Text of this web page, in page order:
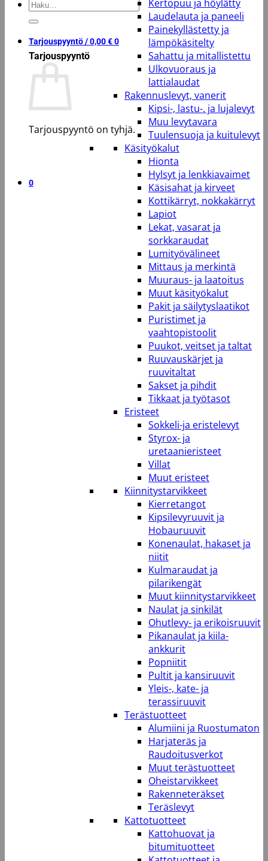
Etsi:
Tarjouspyyntö /0,00€0
Tarjouspyyntö
Tarjouspyyntö on tyhjä.
0
Kertopuu ja höylätty
Laudelauta ja paneeli
Painekyllästetty ja
lämpökäsitelty
Sahattu ja mitallistettu
Ulkovuoraus ja
lattialaudat
Rakennuslevyt, vanerit
Kipsi-, lastu-. ja lujalevyt
Muu levytavara
Tuulensuoja ja kuitulevyt
Käsityökalut
Hionta
Hylsyt ja lenkkiavaimet
Käsisahat ja kirveet
Kottikärryt, nokkakärryt
Lapiot
Lekat, vasarat ja
sorkkaraudat
Lumityövälineet
Mittaus ja merkintä
Muuraus- ja laatoitus
Muut käsityökalut
Pakit ja säilytyslaatikot
Puristimet ja
vaahtopistoolit
Puukot, veitset ja taltat
Ruuvauskärjet ja
ruuvitaltat
Sakset ja pihdit
Tikkaat ja työtasot
Eristeet
Sokkeli-ja eristelevyt
Styrox- ja
uretaanieristeet
Villat
Muut eristeet
Kiinnitystarvikkeet
Kierretangot
Kipsilevyruuvit ja
Hobauruuvit
Konenaulat, hakaset ja
niitit
Kulmaraudat ja
pilarikengät
Muut kiinnitystarvikkeet
Naulat ja sinkilät
Ohutlevy- ja erikoisruuvit
Pikanaulat ja kiila-
ankkurit
Popniitit
Pultit ja kansiruuvit
Yleis-, kate- ja
terassiruuvit
Terästuotteet
Alumiini ja Ruostumaton
Harjateräs ja
Raudoitusverkot
Muut terästuotteet
Oheistarvikkeet
Rakenneteräkset
Teräslevyt
Kattotuotteet
Kattohuovat ja
bitumituotteet